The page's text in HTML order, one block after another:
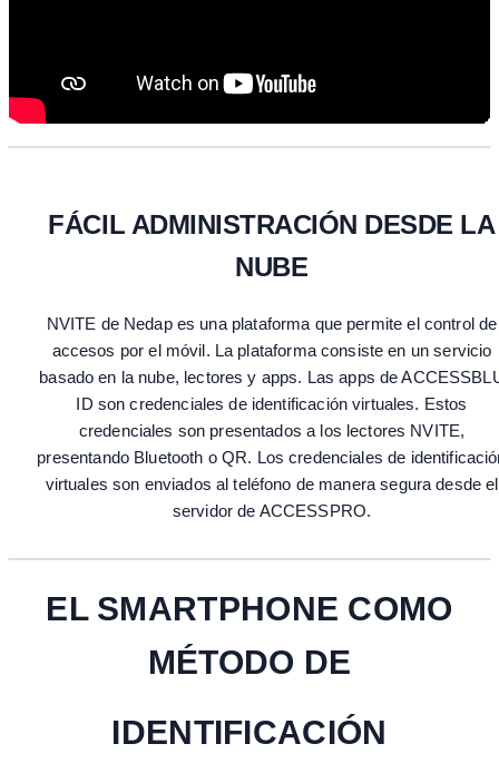
FÁCIL ADMINISTRACIÓN DESDE LA
NUBE
NVITE de Nedap es una plataforma que permite el control de
accesos por el móvil. La plataforma consiste en un servicio
basado en la nube, lectores y apps. Las apps de
ID son credenciales de identificación virtuales. Estos
credenciales son presentados a los lectores NVITE,
presentando Bluetooth o QR. Los credenciales de
virtuales son enviados al teléfono de manera segura desde el
servidor de ACCESSPRO.
EL SMARTPHONE COMO
MÉTODO DE
IDENTIFICACIÓN